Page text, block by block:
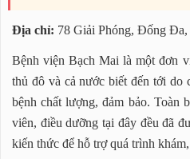
Địa chỉ: 78 Giải Phóng, Đống
Bệnh viện Bạch Mai là một đơn
thủ đô và cả nước biết đến tới do
bệnh chất lượng, đảm bảo. Toàn
viên, điều dưỡng tại đây đều đã
kiến thức để hỗ trợ quá trình